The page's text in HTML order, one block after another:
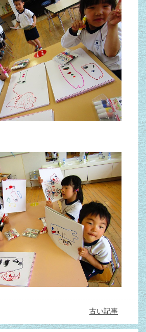
古い記事